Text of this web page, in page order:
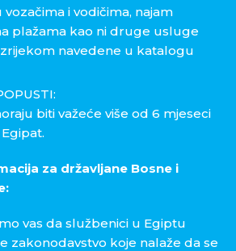
vozačima i vodičima, najam
plažama kao ni druge usluge
navedene u katalogu
biti važeće više od 6 mjeseci
za državljane Bosne i
vas da službenici u Egiptu
zakonodavstvo koje nalaže da se